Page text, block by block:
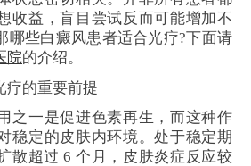
收益，盲目尝试反而可能增加不
哪些白癜风患者适合光疗?下面请
院的介绍。
的重要前提
一是促进色素再生，而这种作
稳定的皮肤内环境。处于稳定期
散超过 6 个月，皮肤炎症反应较